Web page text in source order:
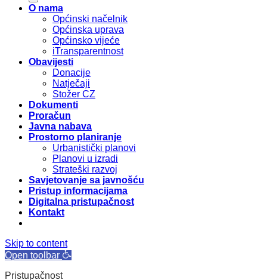
O nama
Općinski načelnik
Općinska uprava
Općinsko vijeće
iTransparentnost
Obavijesti
Donacije
Natječaji
Stožer CZ
Dokumenti
Proračun
Javna nabava
Prostorno planiranje
Urbanistički planovi
Planovi u izradi
Strateški razvoj
Savjetovanje sa javnošću
Pristup informacijama
Digitalna pristupačnost
Kontakt
Skip to content
Open toolbar
Pristupačnost